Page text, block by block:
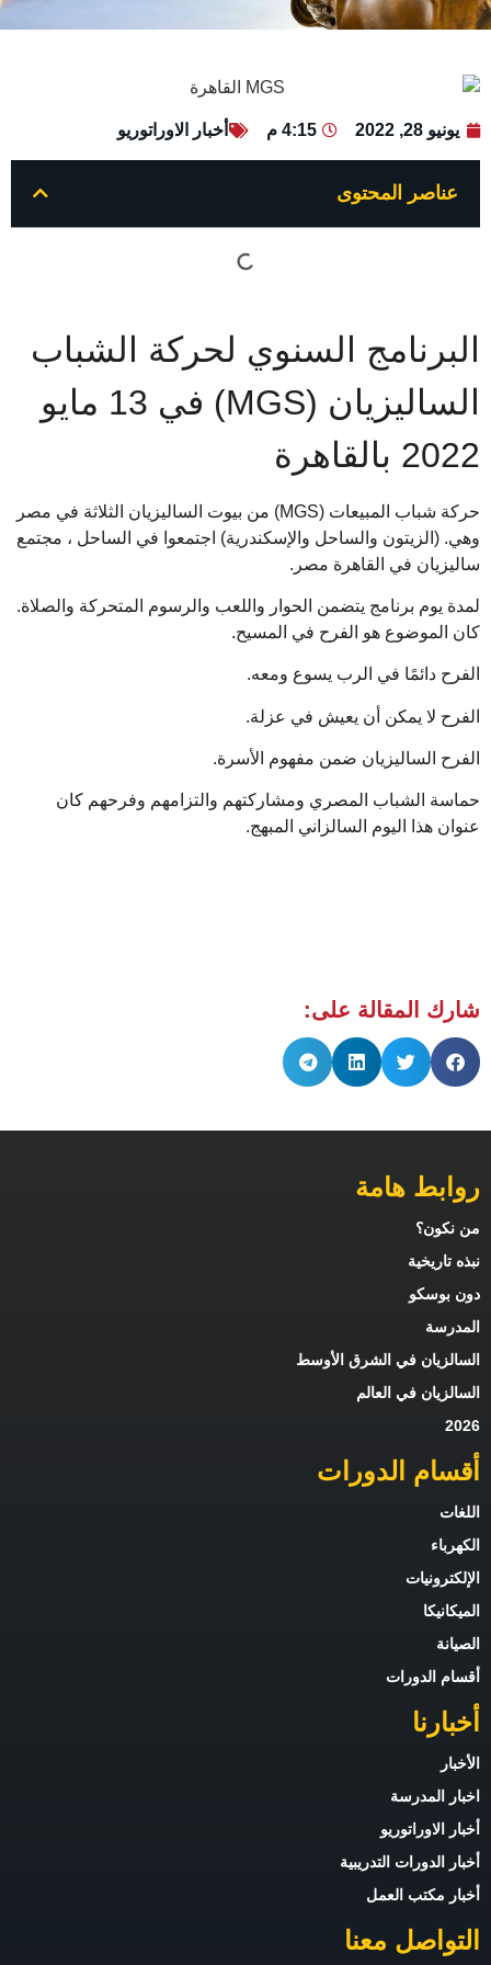
يونيو 28, 2022 4:15 م أخبار الاوراتوريو
عناصر المحتوى
البرنامج السنوي لحركة الشباب
الساليزيان (MGS) في 13 مايو
2022 بالقاهرة
حركة شباب المبيعات (MGS) من بيوت الساليزيان الثلاثة في مصر
وهي. (الزيتون والساحل والإسكندرية) اجتمعوا في الساحل ، مجتمع
ساليزيان في القاهرة مصر.
لمدة يوم برنامج يتضمن الحوار واللعب والرسوم المتحركة والصلاة.
كان الموضوع هو الفرح في المسيح.
الفرح دائمًا في الرب يسوع ومعه.
الفرح لا يمكن أن يعيش في عزلة.
الفرح الساليزيان ضمن مفهوم الأسرة.
حماسة الشباب المصري ومشاركتهم والتزامهم وفرحهم كان
عنوان هذا اليوم السالزاني المبهج.
شارك المقالة على:
روابط هامة
من نكون؟
نبذه تاريخية
دون بوسكو
المدرسة
السالزيان في الشرق الأوسط
السالزيان في العالم
2026
أقسام الدورات
اللغات
الكهرباء
الإلكترونيات
الميكانيكا
الصيانة
أقسام الدورات
أخبارنا
الأخبار
اخبار المدرسة
أخبار الاوراتوريو
أخبار الدورات التدريبية
أخبار مكتب العمل
التواصل معنا